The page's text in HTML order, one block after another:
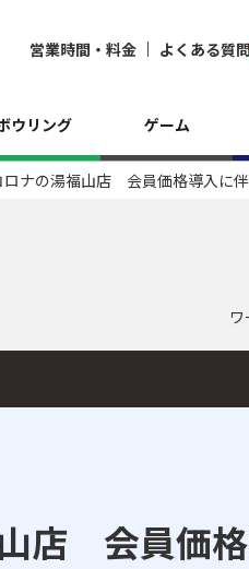
営業時間・料金 よくある質問
ウリング ゲーム
ロナの湯福山店 会員価格導入に
店 会員価